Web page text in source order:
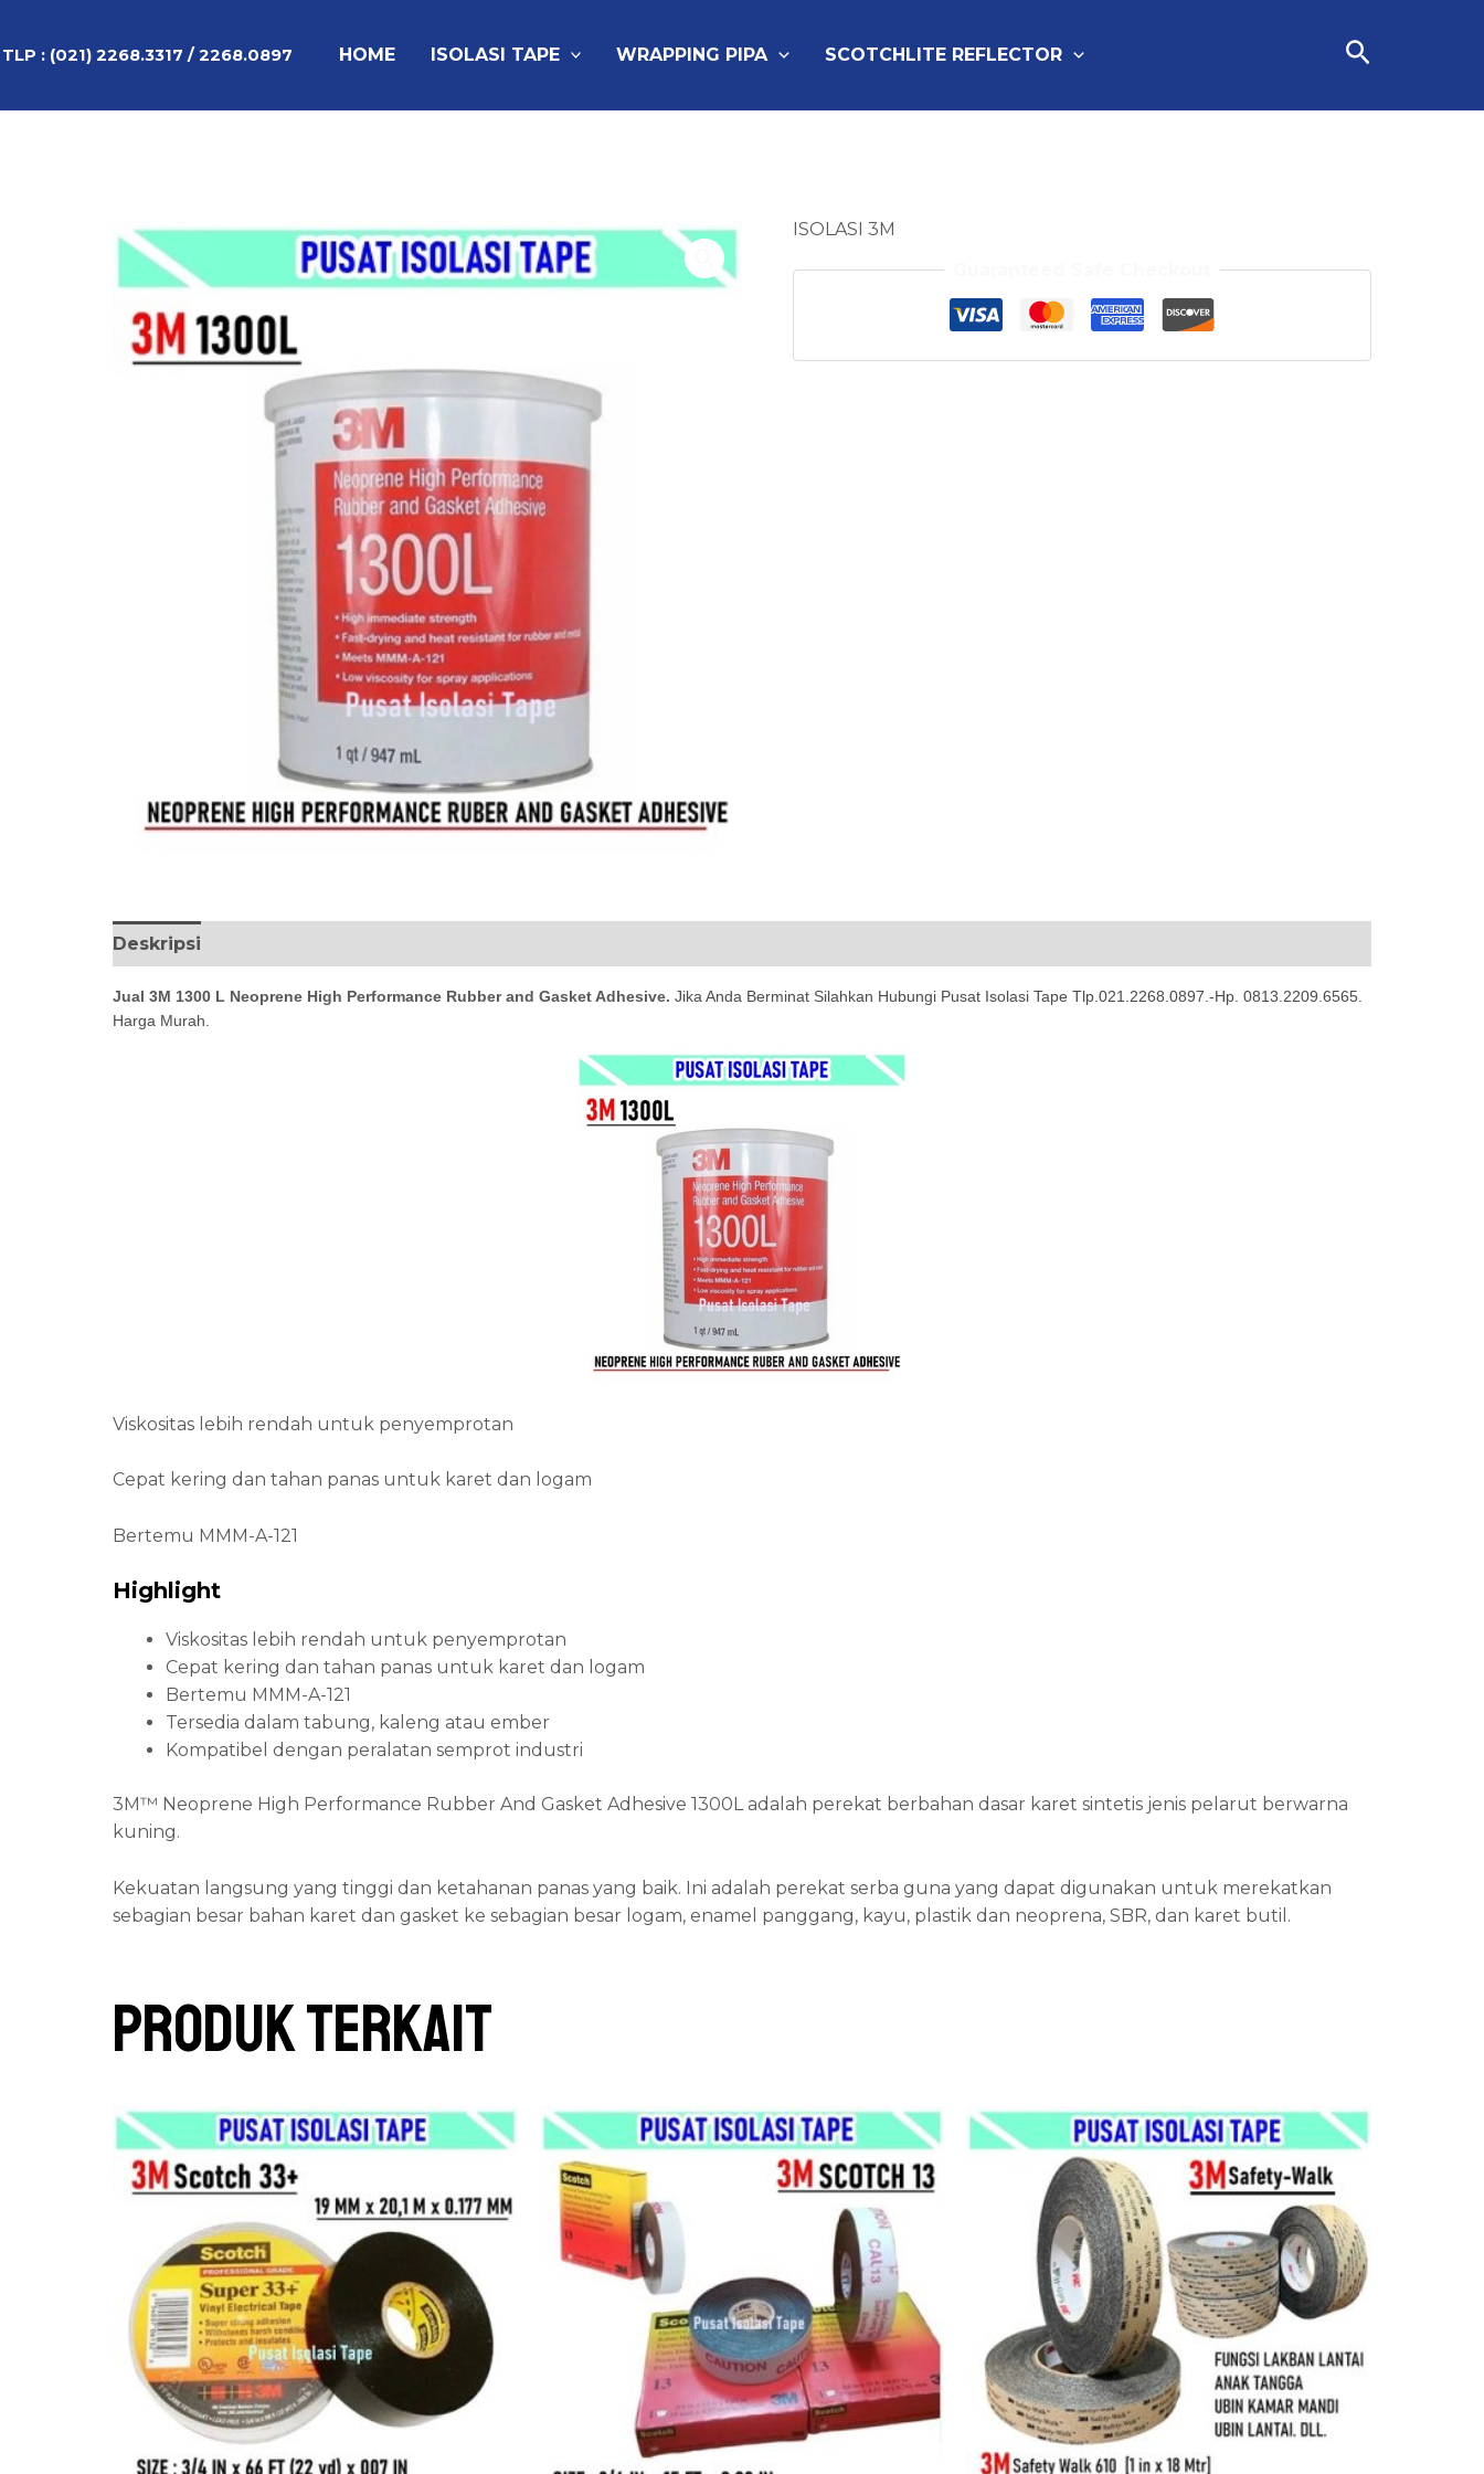
konten
TLP : (021) 2268.3317 / 2268.0897 HOME ISOLASI TAPE WRAPPING PIPA SCOTCHLITE REFLECTOR Cari
ISOLASI 3M
Deskripsi
Jual 3M 1300 L Neoprene High Performance Rubber and Gasket Adhesive. Jika Anda Berminat Silahkan Hubungi Pusat Isolasi Tape Tlp.021.2268.0897.-Hp. 0813.2209.6565.
Harga Murah.
Viskositas lebih rendah untuk penyemprotan
Cepat kering dan tahan panas untuk karet dan logam
Bertemu MMM-A-121
Highlight
Viskositas lebih rendah untuk penyemprotan
Cepat kering dan tahan panas untuk karet dan logam
Bertemu MMM-A-121
Tersedia dalam tabung, kaleng atau ember
Kompatibel dengan peralatan semprot industri
3M™ Neoprene High Performance Rubber And Gasket Adhesive 1300L adalah perekat berbahan dasar karet sintetis jenis pelarut berwarna
kuning.
Kekuatan langsung yang tinggi dan ketahanan panas yang baik. Ini adalah perekat serba guna yang dapat digunakan untuk merekatkan
sebagian besar bahan karet dan gasket ke sebagian besar logam, enamel panggang, kayu, plastik dan neoprena, SBR, dan karet butil.
Produk Terkait